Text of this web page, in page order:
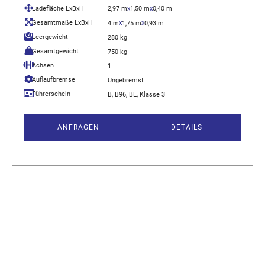
Ladefläche LxBxH 2,97 mx1,50 mx0,40 m
Gesamtmaße LxBxH
4 mx1,75 mx0,93 m
Leergewicht
280 kg
Gesamtgewicht
750 kg
Achsen
1
Auflaufbremse
Ungebremst
Führerschein
B, B96, BE, Klasse 3
ANFRAGEN DETAILS